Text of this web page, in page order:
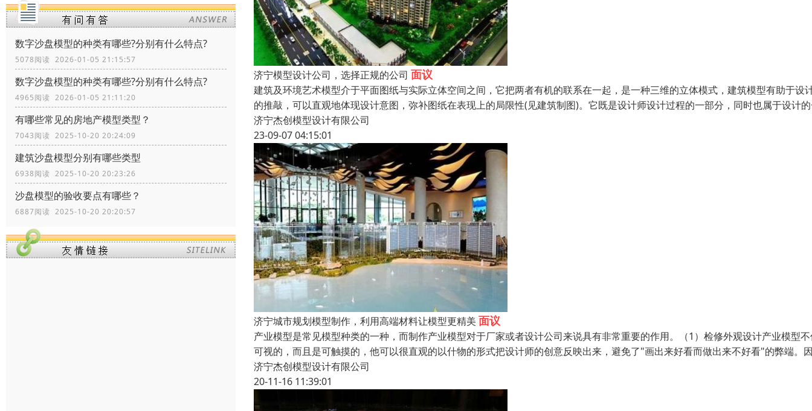
数字沙盘模型的种类有哪些?分别有什么特点?
5078阅读 2026-01-05 21:15:57
数字沙盘模型的种类有哪些?分别有什么特点?
4965阅读 2026-01-05 21:11:20
有哪些常见的房地产模型类型？
7043阅读 2025-10-20 20:24:09
建筑沙盘模型分别有哪些类型
6938阅读 2025-10-20 20:23:26
沙盘模型的验收要点有哪些？
6887阅读 2025-10-20 20:20:57
济宁模型设计公司，选择正规的公司 面议
建筑及环境艺术模型介于平面图纸与实际立体空间之间，它把两者有机的联系在一起，是一种三维的立体模式，建筑模型有助于设
的推敲，可以直观地体现设计意图，弥补图纸在表现上的局限性(见建筑制图)。它既是设计师设计过程的一部分，同时也属于设计
济宁杰创模型设计有限公司
23-09-07 04:15:01
济宁城市规划模型制作，利用高端材料让模型更精美 面议
产业模型是常见模型种类的一种，而制作产业模型对于厂家或者设计公司来说具有非常重要的作用。（1）检修外观设计产业模型
可视的，而且是可触摸的，他可以很直观的以什物的形式把设计师的创意反映出来，避免了"画出来好看而做出来不好看"的弊端。
济宁杰创模型设计有限公司
20-11-16 11:39:01